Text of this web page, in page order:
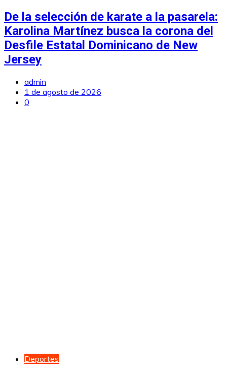
De la selección de karate a la pasarela:
Karolina Martínez busca la corona del
Desfile Estatal Dominicano de New
Jersey
admin
1 de agosto de 2026
0
Deportes